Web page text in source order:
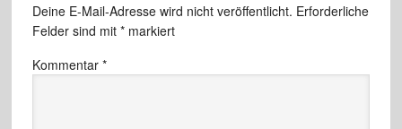
Deine E-Mail-Adresse wird nicht veröffentlicht. Erforderliche
Felder sind mit *markiert
Kommentar *